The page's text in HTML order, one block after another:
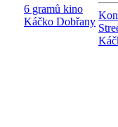
6 gramů kino
Káčko Dobřany